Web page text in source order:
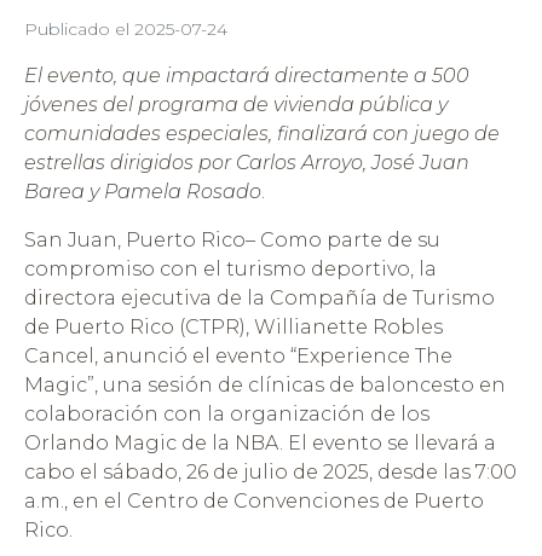
Publicado el 2025-07-24
El evento, que impactará directamente a 500
jóvenes del programa de vivienda pública y
comunidades especiales, finalizará con juego de
estrellas dirigidos por Carlos Arroyo, José Juan
Barea y Pamela Rosado.
San Juan, Puerto Rico– Como parte de su
compromiso con el turismo deportivo, la
directora ejecutiva de la Compañía de Turismo
de Puerto Rico (CTPR), Willianette Robles
Cancel, anunció el evento “Experience The
Magic”, una sesión de clínicas de baloncesto en
colaboración con la organización de los
Orlando Magic de la NBA. El evento se llevará a
cabo el sábado, 26 de julio de 2025, desde las 7:00
a.m., en el Centro de Convenciones de Puerto
Rico.